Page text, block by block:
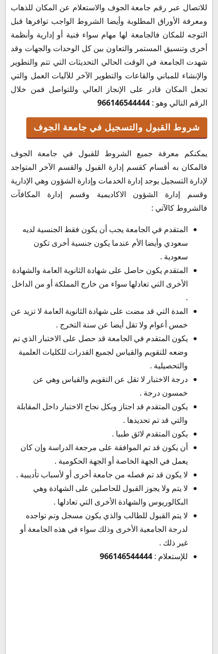
للاتصال عبر رقم جامعة الجوف والاستعلام عن المكان للذهاب
ومعرفة الأوراق المطلوبة وأيضا الشروط الواجب توافرها قبل
التوجه للمكان فالجامعة لها مهام سواء فنية أو إدارية وأنظمة
أخرى وتنسيق المستمر والتعاون بين كل الوحدات والجهات وقد
شهدت الجامعة في الوقت الحالي التحديثات التي تتم والتطوير
والإنشاء للمباني والقاعات والتطوير الآخر للآليات العمل والتي
تجعل المكان قادر على الإنجاز العالي وللتواصل فمن خلال
الرقم التالي وهو : 966146544444
شروط القبول والتسجيل في جامعة الجوف
يمكنكم معرفة جميع الشروط للقبول في جامعة الجوف
فالمكان به أقسام كقسم إدارة القبول والقسم الآخر المتواجد
لإدارة التسجيل يوجد إدارة الخدمات وإدارة الشؤون وهي الإدارية
وقسم إدارة الشؤون الاكاديمية وقسم إدارة المكافآت
فالشروط كالآتي :
المتقدم في الجامعة يجب أن يكون فقط الجنسية لديه
سعودي وأيضا الأم عندما يكون جنسية أخرى تكون
سعودية .
المتقدم يكون حاصل على شهادة الثانوية العامة والشهادة
الأخرى التي تعادلها سواء من خارج المملكة أو من الداخل
.
المدة التي قد مضت على شهادة الثانوية العامة لا تزيد عن
خمس أعوام ولا تقل أيضا عن سنة التخرج .
يكون المتقدم في الجامعة قد حصل على الاختبار الذي تم
وضعه للتقويم والقياس لجميع القدرات للكليات العلمية
والتحصيلية .
درجة الاختبار لا تقل عن التقويم والقياس وهي عن
خمسون درجة .
يكون المتقدم قد اجتاز وبكل نجاح الاختبار داخل المقابلة
والتي قد تم تحديدها .
يكون المتقدم لائق طبيا .
أن يكون قد تم الموافقة على مرجعة الدراسة وإن كان
يعمل في الجهة الخاصة أو الجهة الحكومية .
لا يكون قد تم فصله من جامعة أخرى أو لأسباب تأديبية .
لا يتم ولا يجوز القبول للحاصلين على الشهادة وهي
البكالوريوس والشهادة الأخرى التي تعادلها .
لا يتم القبول للطالب والذي يكون مسجل وتم تواجده
لدرجة الجامعية الأخرى وذلك سواء في هذه الجامعة أو
غير ذلك .
للإستعلام : 966146544444